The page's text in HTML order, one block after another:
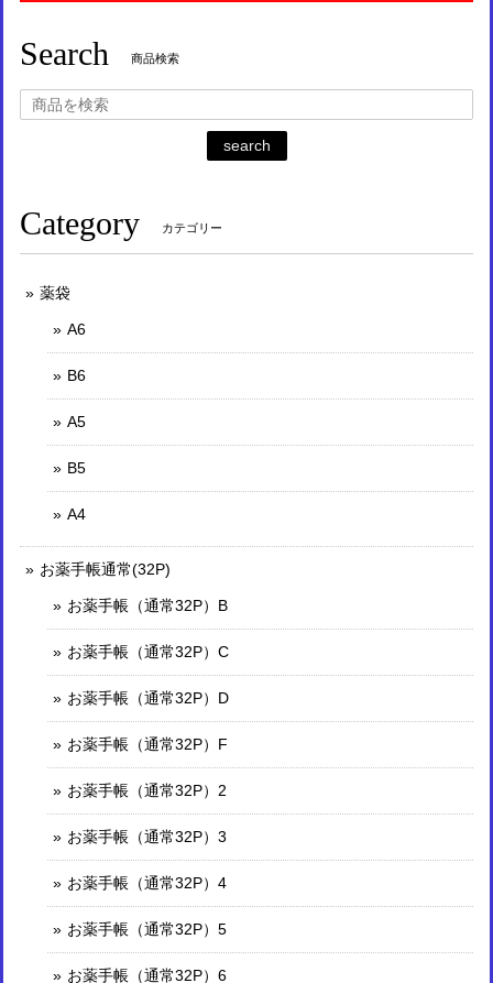
Search 商品検索
search
Category カテゴリー
薬袋
A6
B6
A5
B5
A4
お薬手帳通常(32P)
お薬手帳（通常32P）B
お薬手帳（通常32P）C
お薬手帳（通常32P）D
お薬手帳（通常32P）F
お薬手帳（通常32P）2
お薬手帳（通常32P）3
お薬手帳（通常32P）4
お薬手帳（通常32P）5
お薬手帳（通常32P）6